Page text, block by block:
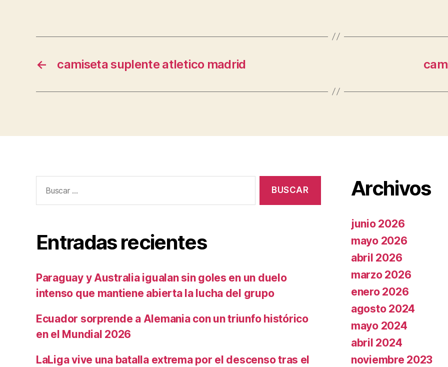
← camiseta suplente atletico madrid
Entradas recientes
Paraguay y Australia igualan sin goles en un duelo
intenso que mantiene abierta la lucha del grupo
Ecuador sorprende a Alemania con un triunfo histórico
en el Mundial 2026
LaLiga vive una batalla extrema por el descenso tras el
Archivos
junio 2026
mayo 2026
abril 2026
marzo 2026
enero 2026
agosto 2024
mayo 2024
abril 2024
noviembre 2023